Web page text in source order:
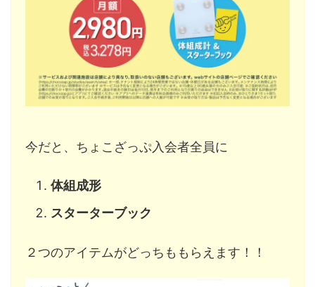
今だと、ちょこざっぷ入会者全員に
体組成形
スターターブック
２つのアイテムがどっちももらえます！！